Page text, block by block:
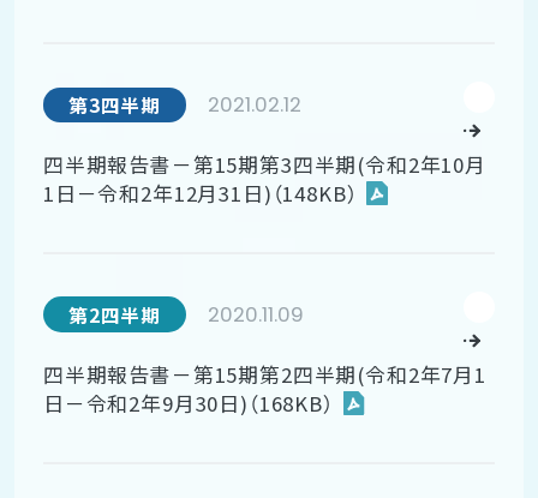
第3四半期 2021.02.12
四半期報告書－第15期第3四半期(令和2年10月
1日－令和2年12月31日)（148KB）
第2四半期 2020.11.09
四半期報告書－第15期第2四半期(令和2年7月1
日－令和2年9月30日)（168KB）